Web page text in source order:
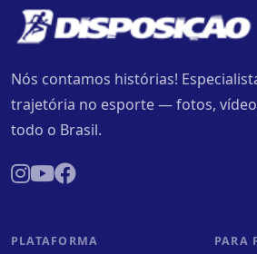
Nós contamos histórias!
trajetória no esporte — fotos,
todo o Brasil.
PLATAFORMA PARA